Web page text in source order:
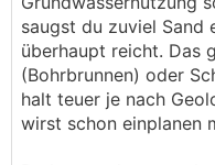
saugst du zuviel Sand
überhaupt reicht. Das
(Bohrbrunnen) oder
halt teuer je nach
wirst schon einplanen